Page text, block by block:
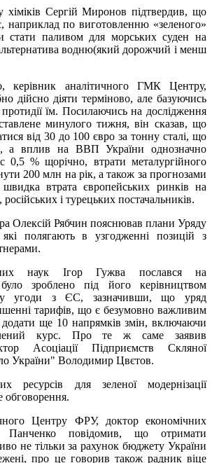
Сергій Миронов підтвердив, що
наприклад по виготовленню «зеленого»
стати паливом для морських суден на
водню(який дорожчий і менш
керівник аналітичного ГМК Центру,
дійсно діяти терміново, але базуючись
протидії їм. Посилаючись на дослідження
минулого тижня, він сказав, що
від 30 до 100 євро за тонну сталі, що
а вплив на ВВП України однозначно
0,5 % щорічно, втрати металургійного
200 млн на рік, а також за прогнозами
швидка втрата європейських ринків на
і турецьких постачальників.
Олексій Рябчин пояснював плани Уряду
полягають в узгодженні позицій з
наук Ігор Гужва послався на
зроблено під його керівництвом
угоди з ЄС, зазначивши, що уряд
тарифів, що є безумовно важливим
додати ще 10 напрямків змін, включаючи
курс. Про те ж саме заявив
Асоціації Підприємств Скляної
України" Володимир Цвєтов.
ресурсів для зеленої модернізації
обговорення.
Центру ФРУ, доктор економічних
Панченко повідомив, що отримати
не тільки за рахунок бюджету України
про це говорив також радник віце